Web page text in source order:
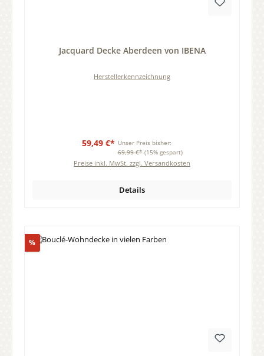
Jacquard Decke Aberdeen von IBENA
Herstellerkennzeichnung
59,49 €* Unser Preis bisher:
69,99 €* (15% gespart)
Preise inkl. MwSt. zzgl. Versandkosten
Details
%Rabatt